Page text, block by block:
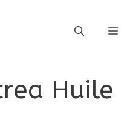
Huile